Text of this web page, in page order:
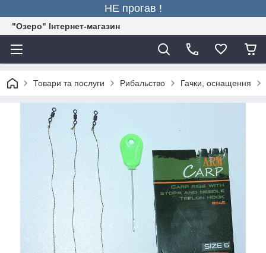
НЕ прогав !
"Озеро" Інтернет-магазин
Товари та послуги Рибальство Гачки, оснащення